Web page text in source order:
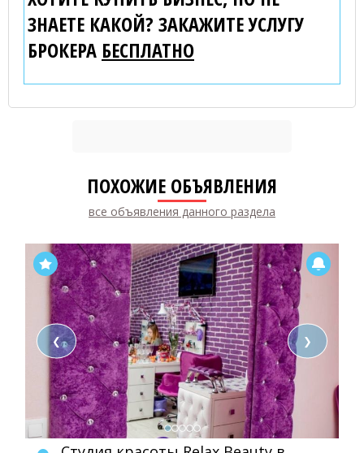
ЗНАЕТЕ КАКОЙ? ЗАКАЖИТЕ УСЛУГУ
БРОКЕРА БЕСПЛАТНО
ПОХОЖИЕ ОБЪЯВЛЕНИЯ
все объявления данного раздела
❮ ❯